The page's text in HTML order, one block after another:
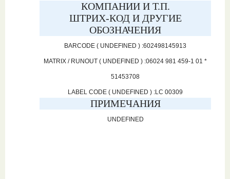
КОМПАНИИ И Т.П.
ШТРИХ-КОД И ДРУГИЕ
ОБОЗНАЧЕНИЯ
BARCODE ( UNDEFINED ) :602498145913
MATRIX / RUNOUT ( UNDEFINED ) :06024 981 459-1 01 *
51453708
LABEL CODE ( UNDEFINED ) :LC 00309
ПРИМЕЧАНИЯ
UNDEFINED